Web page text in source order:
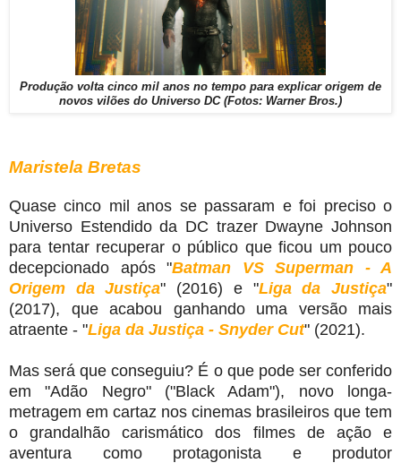
Produção volta cinco mil anos no tempo para explicar origem de
novos vilões do Universo DC (Fotos: Warner Bros.)
Maristela Bretas
Quase cinco mil anos se passaram e foi preciso o
Universo Estendido da DC trazer Dwayne Johnson
para tentar recuperar o público que ficou um pouco
decepcionado após "Batman VS Superman - A
Origem da Justiça" (2016) e "Liga da Justiça"
(2017), que acabou ganhando uma versão mais
atraente - "Liga da Justiça - Snyder Cut" (2021).
Mas será que conseguiu? É o que pode ser conferido
em "Adão Negro" ("Black Adam"), novo longa-
metragem em cartaz nos cinemas brasileiros que tem
o grandalhão carismático dos filmes de ação e
aventura como protagonista e produtor